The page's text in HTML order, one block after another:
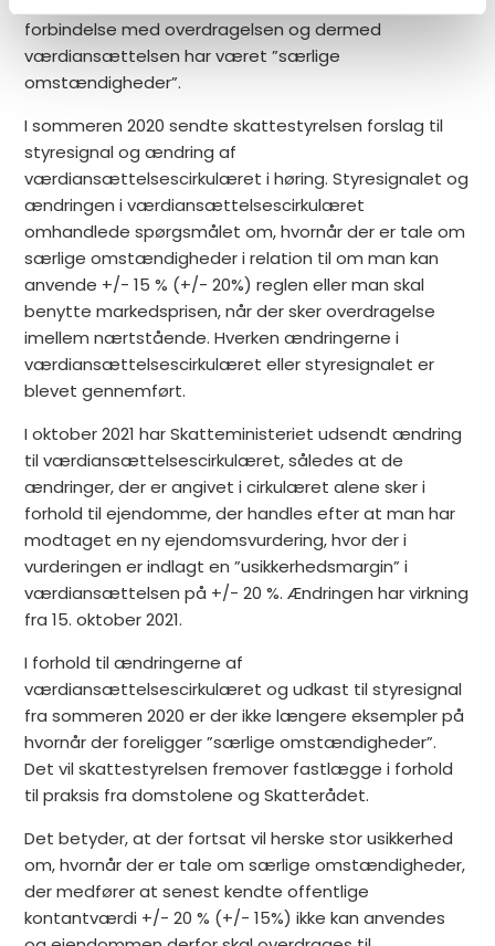
forbindelse med overdragelsen og dermed
værdiansættelsen har været ”særlige
omstændigheder”.
I sommeren 2020 sendte skattestyrelsen forslag til
styresignal og ændring af
værdiansættelsescirkulæret i høring. Styresignalet og
ændringen i værdiansættelsescirkulæret
omhandlede spørgsmålet om, hvornår der er tale om
særlige omstændigheder i relation til om man kan
anvende +/- 15 % (+/- 20%) reglen eller man skal
benytte markedsprisen, når der sker overdragelse
imellem nærtstående. Hverken ændringerne i
værdiansættelsescirkulæret eller styresignalet er
blevet gennemført.
I oktober 2021 har Skatteministeriet udsendt ændring
til værdiansættelsescirkulæret, således at de
ændringer, der er angivet i cirkulæret alene sker i
forhold til ejendomme, der handles efter at man har
modtaget en ny ejendomsvurdering, hvor der i
vurderingen er indlagt en ”usikkerhedsmargin” i
værdiansættelsen på +/- 20 %. Ændringen har virkning
fra 15. oktober 2021.
I forhold til ændringerne af
værdiansættelsescirkulæret og udkast til styresignal
fra sommeren 2020 er der ikke længere eksempler på
hvornår der foreligger ”særlige omstændigheder”.
Det vil skattestyrelsen fremover fastlægge i forhold
til praksis fra domstolene og Skatterådet.
Det betyder, at der fortsat vil herske stor usikkerhed
om, hvornår der er tale om særlige omstændigheder,
der medfører at senest kendte offentlige
kontantværdi +/- 20 % (+/- 15%) ikke kan anvendes